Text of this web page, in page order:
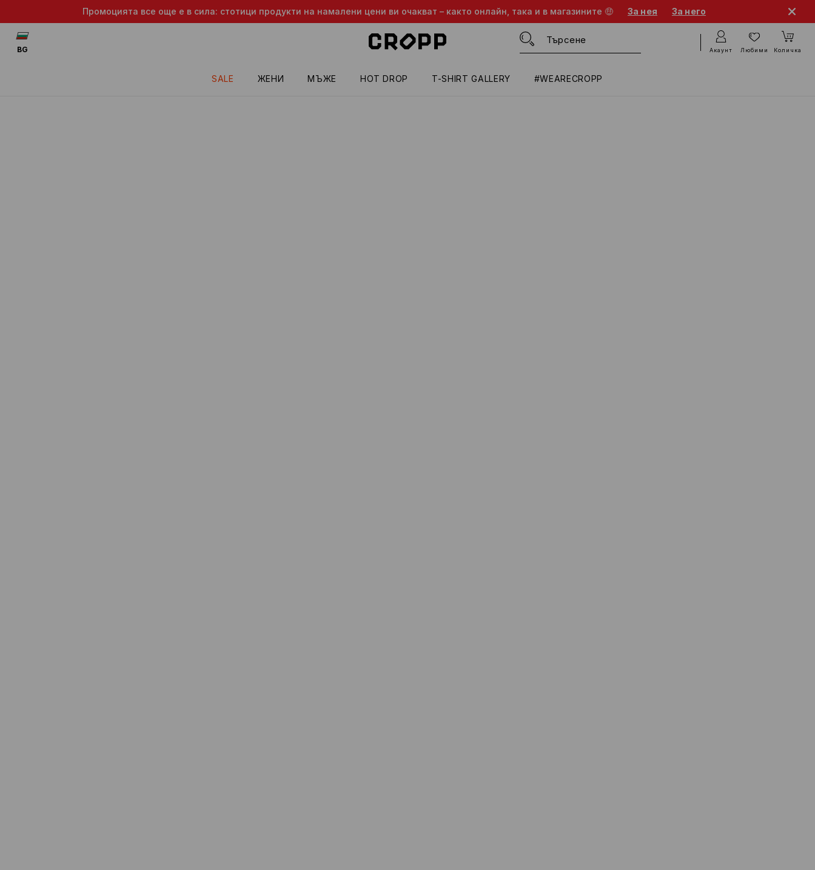
Промоцията все още е в сила: стотици продукти на намалени цени ви очакват – както онлайн, така и в магазините 🤑 За нея За него
SALE ЖЕНИ МЪЖЕ HOT DROP T-SHIRT GALLERY #WEARECROPP
BG Акаунт Любими Количка